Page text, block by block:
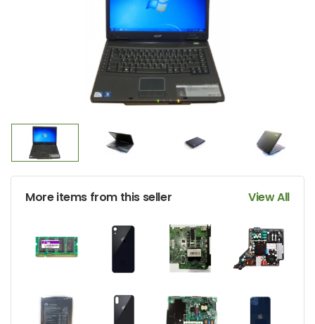
More items from this seller View All